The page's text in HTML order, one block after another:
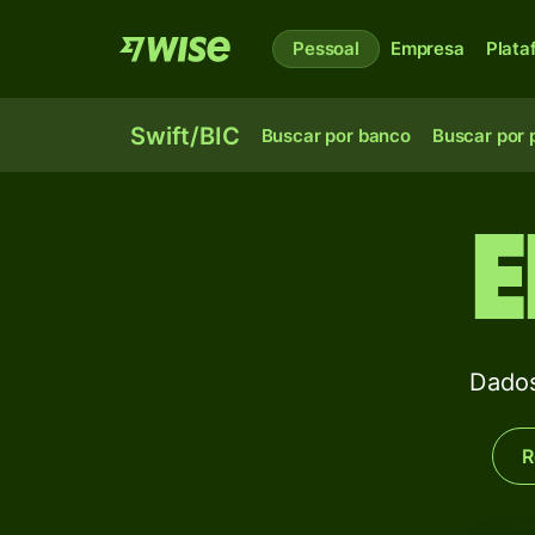
Pessoal Empresa
Swift/BIC Buscar por banco Buscar por